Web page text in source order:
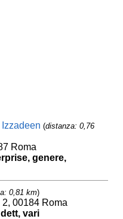
(distanza: 0,76
Roma
genere,
0,81 km)
00184 Roma
vari